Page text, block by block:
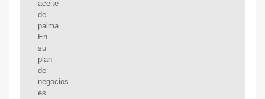
aceite
de
palma
En
su
plan
de
negocios
es